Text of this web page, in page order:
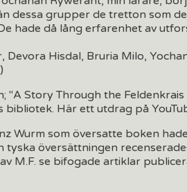
dessa grupper de tretton som
hade då lång erfarenhet av
Hisdal, Bruria Milo,
"A Story Through the
Här ett utdrag på
Wurm som översatte boken
tyska översättningen
M.F. se bifogade artiklar